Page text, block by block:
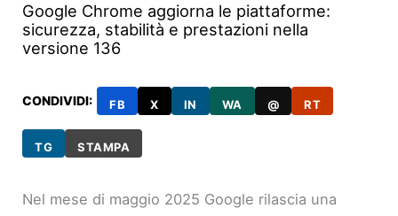
Google Chrome aggiorna le piattaforme:
sicurezza, stabilità e prestazioni nella
versione 136
CONDIVIDI: FB X IN WA @ RT
TG STAMPA
Nel mese di maggio 2025 Google rilascia una